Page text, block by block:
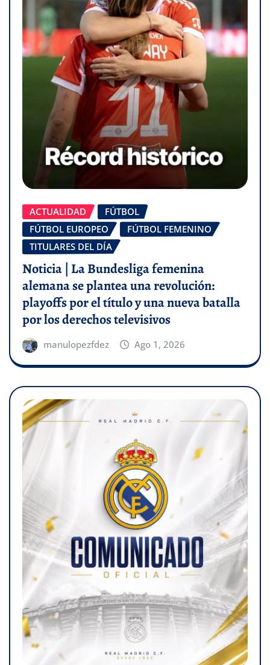
ACTUALIDAD
FÚTBOL
FÚTBOL EUROPEO
FÚTBOL FEMENINO
TITULARES DEL DÍA
Noticia | La Bundesliga femenina
alemana se plantea una revolución:
playoffs por el título y una nueva batalla
por los derechos televisivos
manulopezfdez Ago 1, 2026